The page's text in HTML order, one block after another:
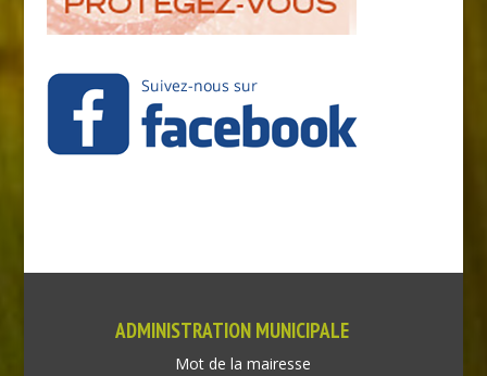
ADMINISTRATION MUNICIPALE
Mot de la mairesse